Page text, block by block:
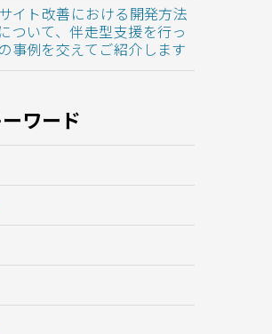
イト改善における開発方法
ついて、伴走型支援を行っ
事例を交えてご紹介します
ワード